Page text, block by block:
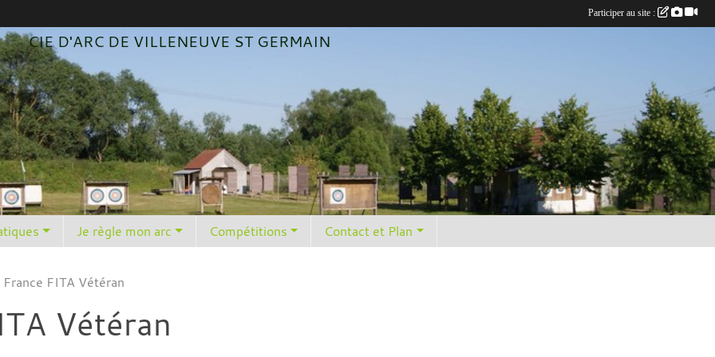
CIE D'ARC DE VILLENEUVE ST GERMAIN
Je règle mon arc Compétitions Contact et Plan
FITA Vétéran
Vétéran
Participer au site :